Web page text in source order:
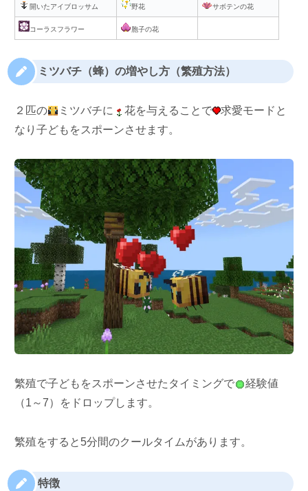
開いたアイブロッサム 野花 サボテンの花
コーラスフラワー 胞子の花
ミツバチ（蜂）の増やし方（繁殖方法）
２匹の ミツバチに 花を与えることで
求愛モードと
なり子どもをスポーンさせます。
繁殖で子どもをスポーンさせたタイミングで
経験値
（1～7）をドロップします。
繁殖をすると5分間のクールタイムがあります。
特徴